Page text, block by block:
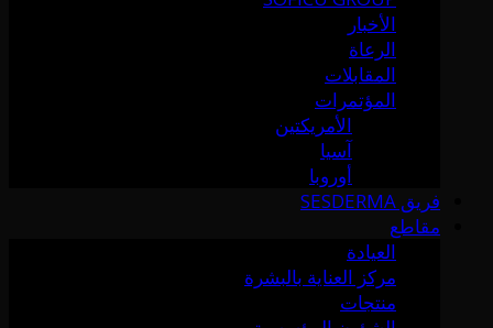
الأخبار
الرعاة
المقابلات
المؤتمرات
الأمريكتين
آسيا
أوروبا
فريق SESDERMA
مقاطع
العيادة
مركز العناية بالبشرة
منتجات